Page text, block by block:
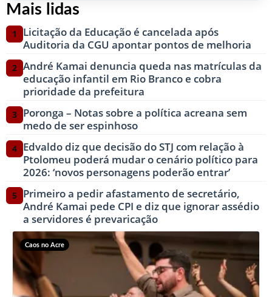
Mais lidas
1
Licitação da Educação é cancelada após
Auditoria da CGU apontar pontos de melhoria
2 André Kamai denuncia queda nas matrículas da
educação infantil em Rio Branco e cobra
prioridade da prefeitura
3 Poronga – Notas sobre a política acreana sem
medo de ser espinhoso
4 Edvaldo diz que decisão do STJ com relação à
Ptolomeu poderá mudar o cenário político para
2026: ‘novos personagens poderão entrar’
5 Primeiro a pedir afastamento de secretário,
André Kamai pede CPI e diz que ignorar assédio
a servidores é prevaricação
Caos no Acre